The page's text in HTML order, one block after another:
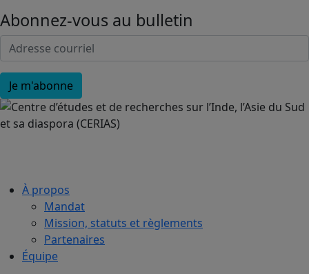
Abonnez-vous au bulletin
À propos
Mandat
Mission, statuts et règlements
Partenaires
Équipe